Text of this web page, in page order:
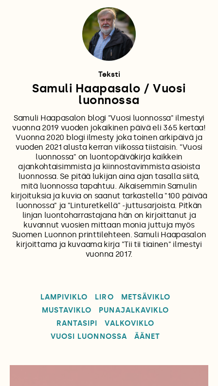
Teksti
Samuli Haapasalo / Vuosi
luonnossa
Samuli Haapasalon blogi "Vuosi luonnossa" ilmestyi
vuonna 2019 vuoden jokaikinen päivä eli 365 kertaa!
Vuonna 2020 blogi ilmesty joka toinen arkipäivä ja
vuoden 2021 alusta kerran viikossa tiistaisin. "Vuosi
luonnossa" on luontopäiväkirja kaikkein
ajankohtaisimmista ja kiinnostavimmista asioista
luonnossa. Se pitää lukijan aina ajan tasalla siitä,
mitä luonnossa tapahtuu. Aikaisemmin Samulin
kirjoituksia ja kuvia on saanut tarkastella "100 päivää
luonnossa" ja "Linturetkellä" -juttusarjoista. Pitkän
linjan luontoharrastajana hän on kirjoittanut ja
kuvannut vuosien mittaan monia juttuja myös
Suomen Luonnon printtilehteen. Samuli Haapasalon
kirjoittama ja kuvaama kirja "Tii tii tiainen" ilmestyi
vuonna 2017.
LAMPIVIKLO LIRO
METSÄVIKLO
MUSTAVIKLO
PUNAJALKAVIKLO
RANTASIPI
VALKOVIKLO
VUOSI LUONNOSSA
ÄÄNET